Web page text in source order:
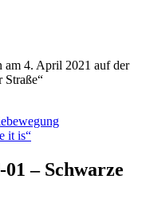
am 4. April 2021 auf der
Straße“
it is“
01 – Schwarze